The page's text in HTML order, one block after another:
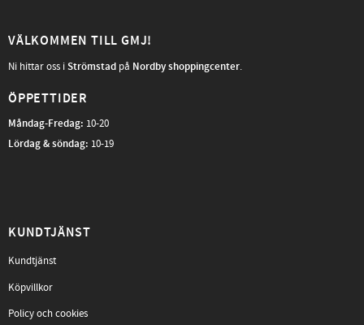
VÄLKOMMEN TILL GMJ!
Ni hittar oss iStrömstad på Nordby shoppingcenter.
ÖPPETTIDER
Måndag-Fredag: 10-20
Lördag & söndag: 10-19
KUNDTJÄNST
Kundtjänst
Köpvillkor
Policy och cookies